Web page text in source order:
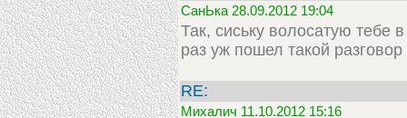
СанЬка 28.09.2012 19:04
Так, сиську волосатую тебе
раз уж пошел такой
RE:
Михалич 11.10.2012 15:16